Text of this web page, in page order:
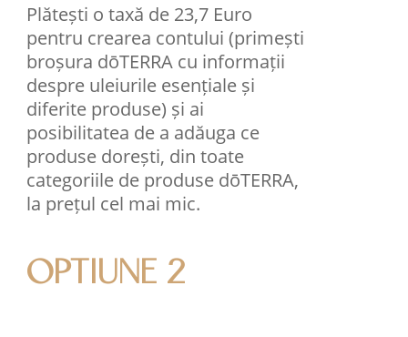
Plătești o taxă de 23,7 Euro
pentru crearea contului (primești
broșura dōTERRA cu informații
despre uleiurile esențiale și
diferite produse) și ai
posibilitatea de a adăuga ce
produse dorești, din toate
categoriile de produse dōTERRA,
la prețul cel mai mic.
OPTIUNE 2